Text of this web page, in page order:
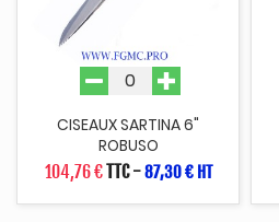
CISEAUX SARTINA 6"
ROBUSO
104,76 €TTC-87,30 € HT